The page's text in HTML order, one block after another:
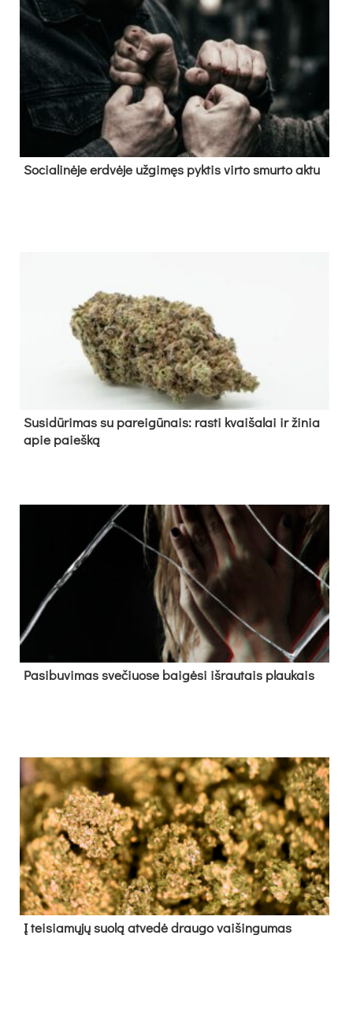
So­cia­li­nė­je erd­vė­je už­gi­męs pyk­tis vir­to smur­to ak­tu
Su­si­dū­ri­mas su pa­rei­gū­nais: ras­ti kvai­ša­lai ir ži­nia
apie paieš­ką
Pa­si­bu­vi­mas sve­čiuo­se bai­gė­si iš­rau­tais plau­kais
Į tei­sia­mų­jų suo­lą at­ve­dė drau­go vai­šin­gu­mas